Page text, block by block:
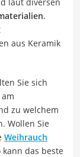
.
aus Keramik
Sie sich
zu welchem
Wollen Sie
Weihrauch
das beste